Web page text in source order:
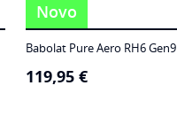
Novo
Babolat Pure Aero RH6 Gen9
119,95€